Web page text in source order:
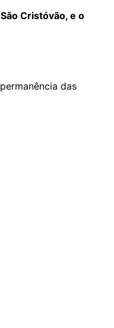
Cristóvão, e o
das